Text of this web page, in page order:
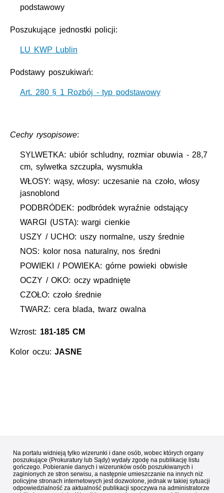
podstawowy
Poszukujące jednostki policji:
LU KWP Lublin
Podstawy poszukiwań:
Art. 280 § 1 Rozbój - typ podstawowy
Cechy rysopisowe:
SYLWETKA: ubiór schludny, rozmiar obuwia - 28,7
cm, sylwetka szczupła, wysmukła
WŁOSY: wąsy, włosy: uczesanie na czoło, włosy
jasnoblond
PODBRÓDEK: podbródek wyraźnie odstający
WARGI (USTA): wargi cienkie
USZY / UCHO: uszy normalne, uszy średnie
NOS: kolor nosa naturalny, nos średni
POWIEKI / POWIEKA: górne powieki obwisłe
OCZY / OKO: oczy wpadnięte
CZOŁO: czoło średnie
TWARZ: cera blada, twarz owalna
Wzrost: 181-185 CM
Kolor oczu:JASNE
Na portalu widnieją tylko wizerunki i dane osób, wobec których organy
poszukujące (Prokuratury lub Sądy) wydały zgodę na publikację listu
gończego. Pobieranie danych i wizerunków osób poszukiwanych i
zaginionych ze stron serwisu, a następnie umieszczanie na innych niż
policyjne stronach internetowych jest dozwolone, jednak w takiej sytuacji
odpowiedzialność za aktualność publikacji spoczywa na administratorze